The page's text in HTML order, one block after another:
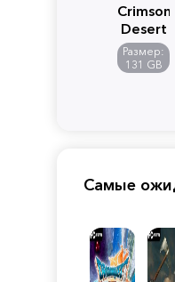
Crimson
Desert
Размер:
131 GB
Самые